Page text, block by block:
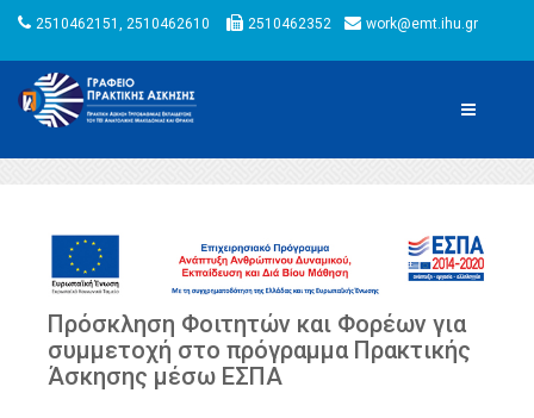
2510462151, 2510462610 2510462352 work@emt.ihu.gr
Πρόσκληση Φοιτητών και Φορέων για
συμμετοχή στο πρόγραμμα Πρακτικής
Άσκησης μέσω ΕΣΠΑ